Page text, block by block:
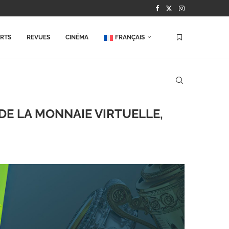
REVUES CINÉMA FRANÇAIS
LA MONNAIE VIRTUELLE,